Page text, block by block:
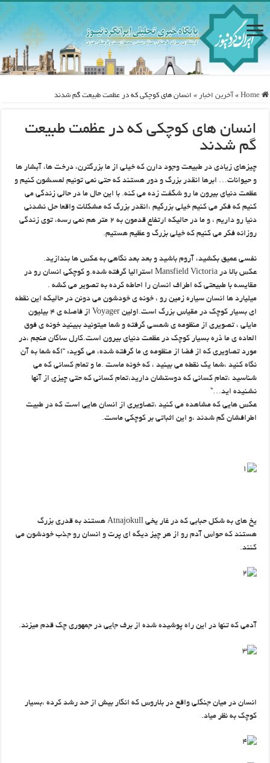
Home
» آخرین اخبار » انسان های کوچکی که در عظمت طبیعت گم شدند
انسان های کوچکی که در عظمت طبیعت
گم شدند
چیزهای زیادی در طبیعت وجود دارن که خیلی از ما بزرگترن، درخت ها، آبشار ها
و حیوانات… ابرها انقدر بزرگ و دور هستند که حتی نمی تونیم لمسشون کنیم و
عظمت دنیای بیرون ما رو شگفت زده می کنه. با این حال ما در حالی زندگی می
کنیم که فکر می کنیم خیلی بزرگیم ،انقدر بزرگ که مشکلات واقعا حل نشدنی
دنیا رو داریم ، و ما در حالیکه ارتفاع قدمون به ۲ متر هم نمی رسه، توی زندگی
روزانه فکر می کنیم که خیلی بزرگ و عظیم هستیم.
نفسی عمیق بکشید، آروم باشید و بعد بعد نگاهی به عکس ها بندازید.
عکس بالا در Mansfield Victoria استرالیا گرفته شده.و کوچکی انسان رو در
مقایسه با طبیعتی که اطراف انسان را احاطه کرده به تصویر می کشه .
میلیارد ها انسان سیاره زمین رو ، خونه ی خودشون می دونن در حالیکه این نقطه
ای بسیار کوچک در مقیاس بزرگ است.اولین Voyager از فاصله ی ۴ بیلیون
مایلی ، تصویری از منظومه ی شمسی گرفته و شما میتونید ببینید خونه ی فوق
العاده ی ما ذره بسیار کوچک در عظمت دنیای بیرون است.کارل ساگان منجم ،در
مورد تصاویری که از فضا از منظومه ی ما گرفته شده، می گوید: “اگه شما به آن
نگاه کنید ،شما یک نقطه می بینید ، که خونه ماست .ما و تمام کسانی که می
شناسید ،تمام کسانی که دوستشان دارید،تمام کسانی که حتی چیزی از آنها
نشنیده اید…”
عکس هایی که مشاهده می کنید ،تصاویری از انسان هایی است که در طبیت
اطرافشان گم شدند ،و این اثباتی بر کوچکی ماست.
یخ های به شکل حبابی که در غار یخی Atnajokull هستند به قدری بزرگ
هستند که حواس آدم رو از هر چیز دیگه ای پرت و انسان رو جذب خودشون می
کنند.
آدمی که تنها در این راه پوشیده شده از برف جایی در جمهوری چک قدم میزند.
انسان در میان جنگلی واقع در بلاروس که انگار بیش از حد رشد کرده ،بسیار
کوچک به نظر میاد.